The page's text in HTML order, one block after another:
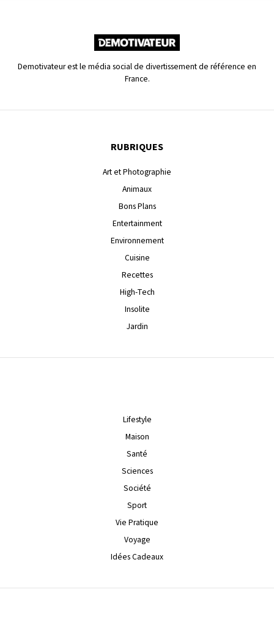
Demotivateur est le média social de divertissement de référence en
France.
RUBRIQUES
Art et Photographie
Animaux
Bons Plans
Entertainment
Environnement
Cuisine
Recettes
High-Tech
Insolite
Jardin
Lifestyle
Maison
Santé
Sciences
Société
Sport
Vie Pratique
Voyage
Idées Cadeaux